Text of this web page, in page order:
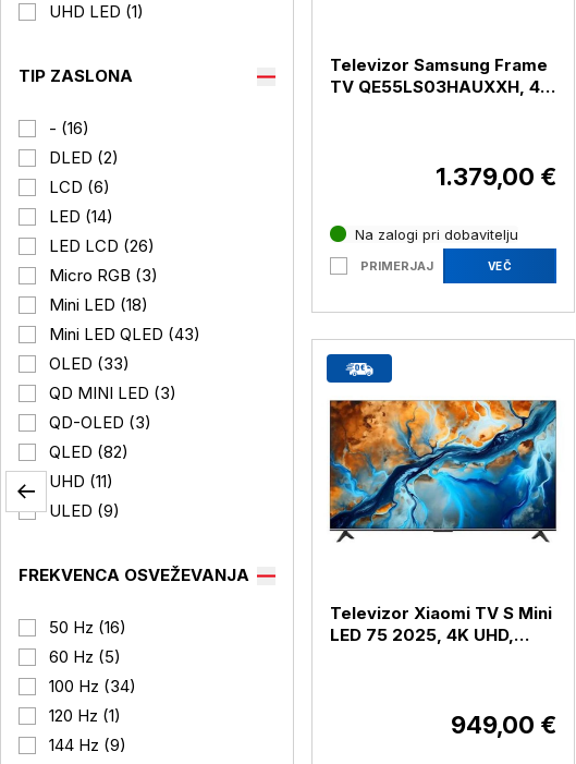
UHD LED (1)
TIP ZASLONA
- (16)
DLED (2)
LCD (6)
LED (14)
LED LCD (26)
Micro RGB (3)
Mini LED (18)
Mini LED QLED (43)
OLED (33)
QD MINI LED (3)
QD-OLED (3)
QLED (82)
UHD (11)
ULED (9)
FREKVENCA OSVEŽEVANJA
50 Hz (16)
60 Hz (5)
100 Hz (34)
120 Hz (1)
144 Hz (9)
Televizor Samsung Frame
TV QE55LS03HAUXXH, 4K
1.379,00 €
Na zalogi pri dobavitelju
PRIMERJAJ VEČ
Televizor Xiaomi TV S Mini
LED 75 2025, 4K UHD,
949,00 €